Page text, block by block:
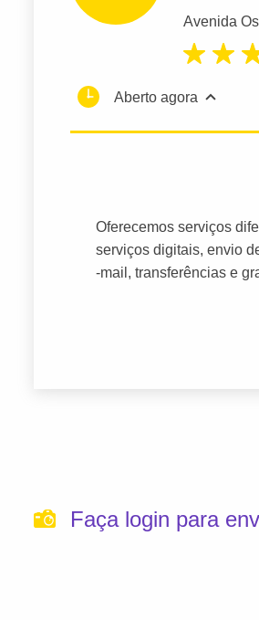
Avenida
Aberto agora
Oferecemos serviços
serviços digitais, envio
-mail, transferências e
Faça login para